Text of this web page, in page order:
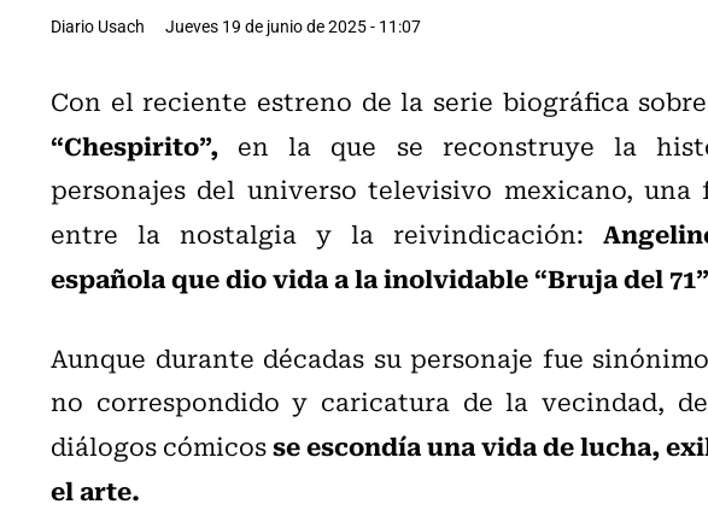
Diario Usach Jueves 19 de junio de 2025 - 11:07
Con el reciente estreno de la serie biográfica
“Chespirito”, en la que se reconstruye la
personajes del universo televisivo mexicano, una
entre la nostalgia y la reivindicación:
española que dio vida a la inolvidable “Bruja del
Aunque durante décadas su personaje fue
no correspondido y caricatura de la vecindad,
diálogos cómicosse escondía una vida de lucha,
el arte.